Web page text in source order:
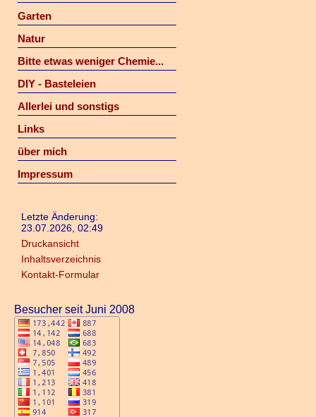
Garten
Natur
Bitte etwas weniger Chemie...
DIY - Basteleien
Allerlei und sonstigs
Links
über mich
Impressum
Letzte Änderung:
23.07.2026, 02:49
Druckansicht
Inhaltsverzeichnis
Kontakt-Formular
Besucher seit Juni 2008